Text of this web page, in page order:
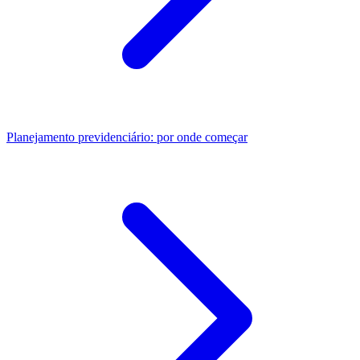
Planejamento previdenciário: por onde começar